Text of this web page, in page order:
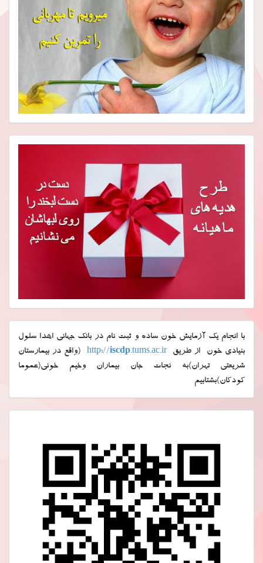
با انجام یک آزمایش خون ساده و ثبت نام در بانک جهانی اهدا سلول
بنیادی خون از طریق
http://iscdp.tums.ac.ir
(واقع در بیمارستان
شریعتی تهران)به نجات جان بیماران وخیم خونی(عموما
کودکان)بشتابیم